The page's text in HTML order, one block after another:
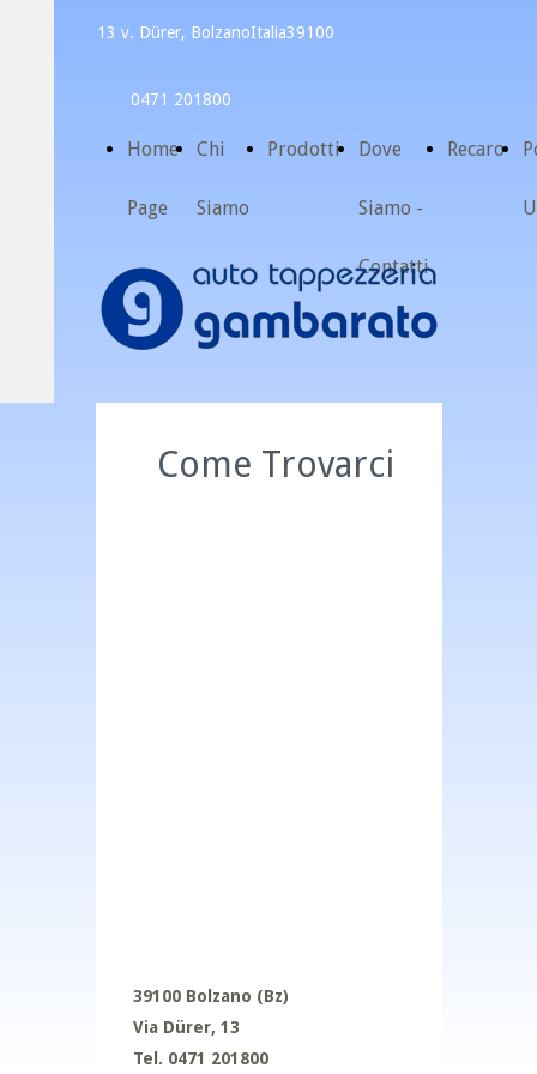
13 v. Dürer, BolzanoItalia39100
0471 201800
Home
Page
Chi
Siamo
Prodotti Dove
Siamo -
Contatti
Recaro
Come Trovarci
39100 Bolzano (Bz)
Via Dürer, 13
Tel. 0471 201800